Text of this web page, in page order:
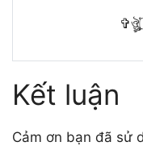
Kết luận
Cảm ơn bạn đã sử